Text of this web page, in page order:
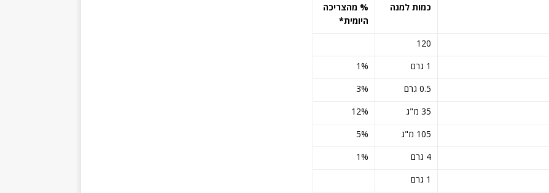
כמות למנה
% מהצריכה
היומית*
120
1 גרם
1%
0.5 גרם
‎3%
35 מ"ג
‎12%‎
105 מ"ג
‎5%‎
4 גרם
1%
1 גרם